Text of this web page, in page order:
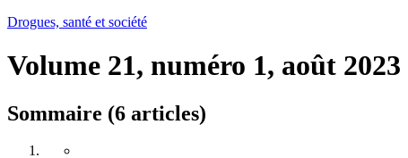
Drogues, santé et société
Volume 21, numéro 1, août 2023
Sommaire (6 articles)